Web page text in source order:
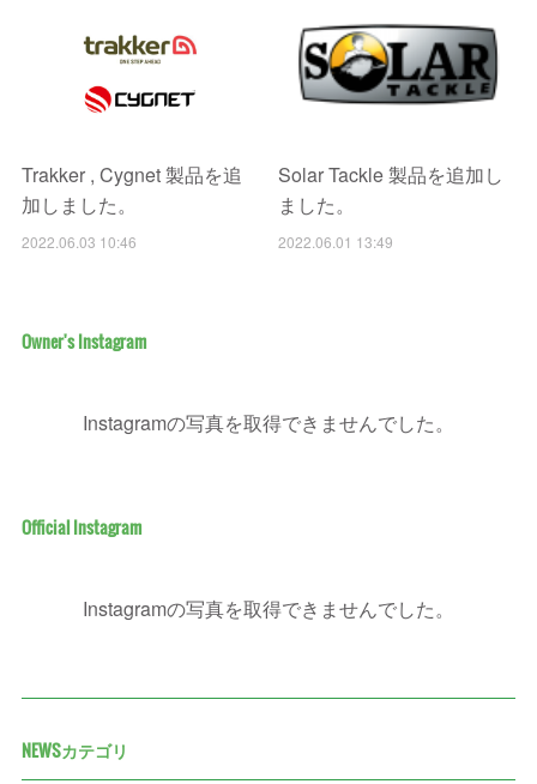
Trakker , Cygnet 製品を追
加しました。
2022.06.03 10:46
Solar Tackle 製品を追加し
ました。
2022.06.01 13:49
Owner's Instagram
Instagramの写真を取得できませんでした。
Official Instagram
Instagramの写真を取得できませんでした。
NEWSカテゴリ